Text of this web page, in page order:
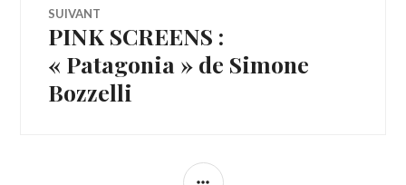
SUIVANT
Article
Suivant:
PINK SCREENS :
« Patagonia » de Simone
Bozzelli
COLONNE